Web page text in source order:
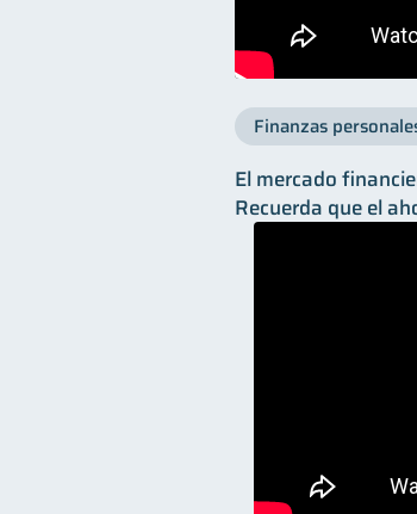
Finanzas
El mercado
Recuerda que el